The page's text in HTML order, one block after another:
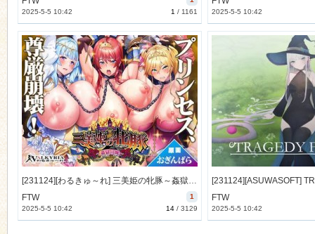
1 / 1161
2025-5-5 10:42 2025-5-5 10:42
[231124][わるきゅ～れ] 三美姫の牝豚～姦獄の城～ [1355M] [RJ01118480]
1
FTW
14/ 3129
2025-5-5 10:42
FTW
2025-5-5 10:42